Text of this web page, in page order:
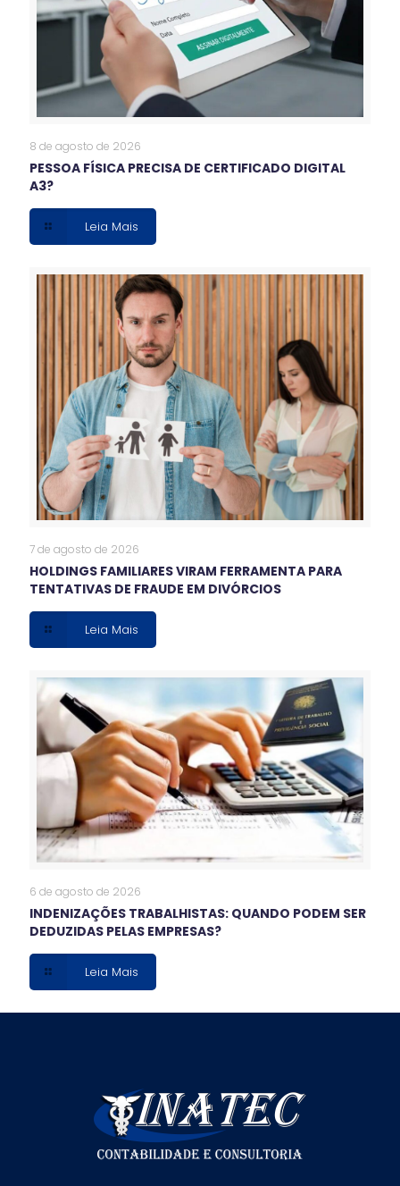
8 de agosto de 2026
PESSOA FÍSICA PRECISA DE CERTIFICADO DIGITAL
A3?
Leia Mais
7 de agosto de 2026
HOLDINGS FAMILIARES VIRAM FERRAMENTA PARA
TENTATIVAS DE FRAUDE EM DIVÓRCIOS
Leia Mais
6 de agosto de 2026
INDENIZAÇÕES TRABALHISTAS: QUANDO PODEM SER
DEDUZIDAS PELAS EMPRESAS?
Leia Mais